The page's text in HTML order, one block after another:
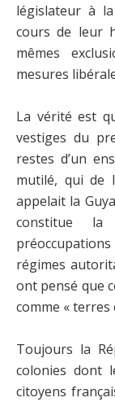
législateur à
cours de leur
mêmes
mesures
La vérité est
vestiges du
restes d’un
mutilé, qui de
appelait la
constitue la
régimes
ont pensé que
comme « terres
Toujours la
colonies dont
citoyens